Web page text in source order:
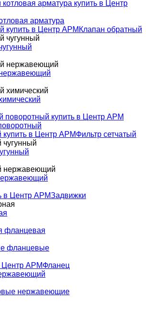
арматура
Клапан обратный
Фильтр сетчатый
Задвижки
фланцевая
фланцевые
Фланец
нержавеющие